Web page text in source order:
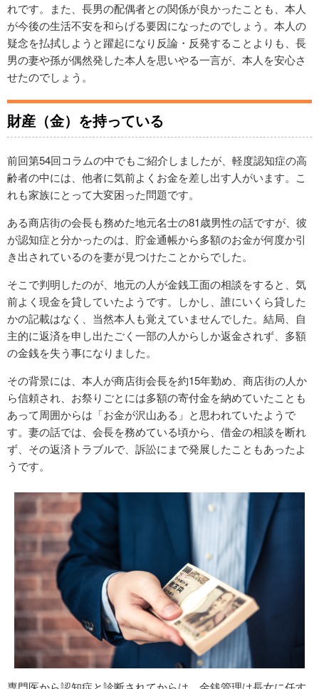
れです。また、長男の配偶者との関係が良かったことも、本人
が今後の生活不安を和らげる要因になったのでしょう。本人の
疑念を払拭しようと躍起になり反論・反発することよりも、長
男の妻や孫が偶然発した本人を思いやる一言が、本人を安心さ
せたのでしょう。
財産（金）を持っている
前回第54回コラムの中でもご紹介しましたが、軽度認知症の高
齢者の中には、他者に気前よくお金を差し出す人がいます。こ
れも家族にとって大変困った問題です。
ある商店街の会長も務めた地元名士の81歳男性の話ですが、彼
が認知症と分かったのは、貯金通帳から多額のお金が何度か引
き出されているのを妻が見つけたことからでした。
そこで判明したのが、地元の人が金銭工面の相談をすると、気
前よく現金を貸していたようです。しかし、誰にいくら貸した
かの記載はなく、当然本人も覚えていませんでした。結局、自
主的に返済を申し出たごく一部の人からしか返金されず、多額
の金銭を失う事になりました。
その背景には、本人が商店街会長を約15年勤め、商店街の人か
ら信頼され、お祭りごとには多額の寄付金を納めていたことも
あって周囲からは「お金が沢山ある」と思われていたようで
す。妻の話では、会長を務めている頃から、借金の相談を断れ
ず、その返済トラブルで、訴訟にまで発展したこともあったよ
うです。